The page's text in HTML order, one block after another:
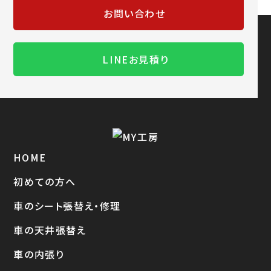
お問い合わせ
LINEお見積り
HOME
初めての方へ
車のシート張替え・修理
車の天井張替え
車の内張り